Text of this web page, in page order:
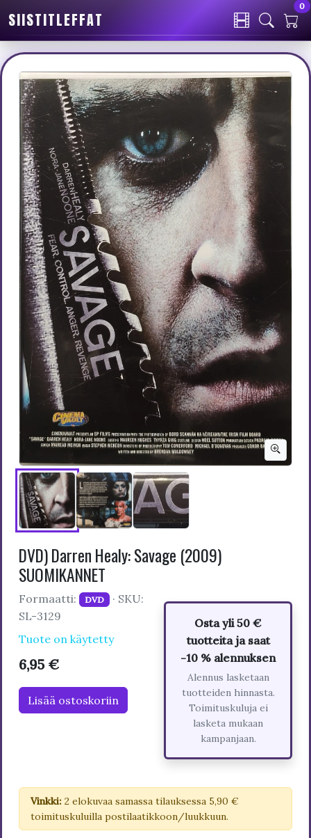
SIISTITLEFFAT
0
DVD) Darren Healy: Savage (2009)
SUOMIKANNET
Formaatti: DVD · SKU:
SL-3129
Tuote on käytetty
6,95 €
Lisää ostoskoriin
Osta yli 50 €
tuotteita ja saat
-10 % alennuksen
Alennus lasketaan
tuotteiden hinnasta.
Toimituskuluja ei
lasketa mukaan
kampanjaan.
Vinkki: 2 elokuvaa samassa tilauksessa 5,90 €
toimituskuluilla postilaatikkoon/luukkuun.